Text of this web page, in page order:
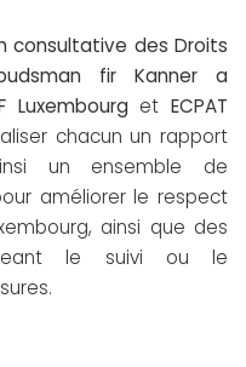
consultative des Droits
fir Kanner
a
Luxembourg etECPAT
chacun un rapport
un ensemble de
améliorer le respect
ainsi que des
le suivi ou le